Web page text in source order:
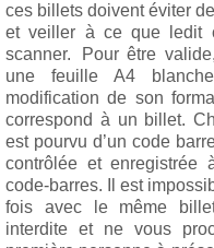
ces billets doivent éviter
et veiller à ce que ledit
scanner. Pour être
une feuille A4
modification de son
correspond à un billet.
est pourvu d’un code
contrôlée et enregistrée
code-barres. Il est
fois avec le même
interdite et ne vous